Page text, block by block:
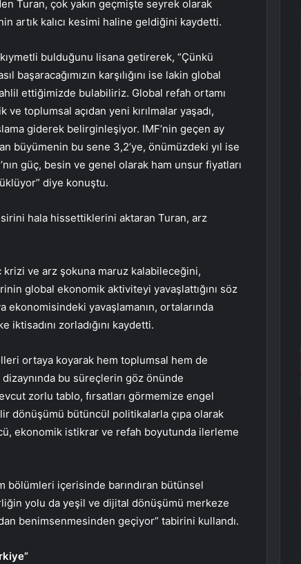
Turan, çok yakın geçmişte seyrek olarak
artık kalıcı kesimi haline geldiğini kaydetti.
bulduğunu lisana getirerek, “Çünkü
başaracağımızın karşılığını ise lakin global
ettiğimizde bulabiliriz. Global refah ortamı
ve toplumsal açıdan yeni kırılmalar yaşadı,
giderek belirginleşiyor. IMF’nin geçen ay
büyümenin bu sene 3,2’ye, önümüzdeki yıl ise
güç, besin ve genel olarak ham unsur fiyatları
diye konuştu.
hala hissettiklerini aktaran Turan, arz
krizi ve arz şokuna maruz kalabileceğini,
global ekonomik aktiviteyi yavaşlattığını söz
ekonomisindeki yavaşlamanın, ortalarında
zorladığını kaydetti.
ortaya koyarak hem toplumsal hem de
bu süreçlerin göz önünde
zorlu tablo, fırsatları görmemize engel
dönüşümü bütüncül politikalarla çıpa olarak
ekonomik istikrar ve refah boyutunda ilerleme
bölümleri içerisinde barındıran bütünsel
yolu da yeşil ve dijital dönüşümü merkeze
benimsenmesinden geçiyor” tabirini kullandı.